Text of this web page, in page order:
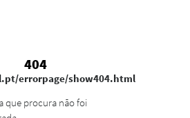
404
errorpage/show404.html
que procura não foi